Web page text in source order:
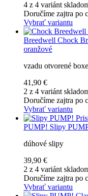
4 z 4 variánt
Doručíme zajtra po
Vybrať variantu
Breedwell Chock
oranžové
vzadu otvorené
41,90 €
2 z 4 variánt
Doručíme zajtra po
Vybrať variantu
PUMP! Slipy
dúhové slipy
39,90 €
2 z 4 variánt
Doručíme zajtra po
Vybrať variantu